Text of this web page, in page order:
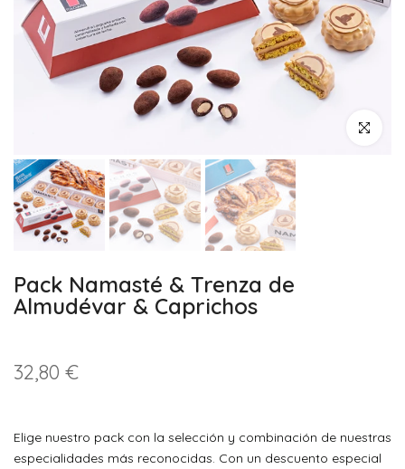
Haz clic
Pack Namasté & Trenza de
Almudévar & Caprichos
32,80 €
Elige nuestro pack con la selección y combinación de nuestras
especialidades más reconocidas. Con un descuento especial